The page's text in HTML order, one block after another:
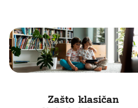
Zašto klasičan